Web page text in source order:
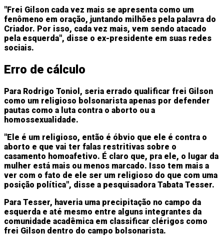
"Frei Gilson cada vez mais se apresenta como um
fenômeno em oração, juntando milhões pela palavra do
Criador. Por isso, cada vez mais, vem sendo atacado
pela esquerda", disse o ex-presidente em suas redes
sociais.
Erro de cálculo
Para Rodrigo Toniol, seria errado qualificar frei Gilson
como um religioso bolsonarista apenas por defender
pautas como a luta contra o aborto ou a
homossexualidade.
"Ele é um religioso, então é óbvio que ele é contra o
aborto e que vai ter falas restritivas sobre o
casamento homoafetivo. É claro que, pra ele, o lugar da
mulher está mais ou menos marcado. Isso tem mais a
ver com o fato de ele ser um religioso do que com uma
posição política", disse a pesquisadora Tabata Tesser.
Para Tesser, haveria uma precipitação no campo da
esquerda e até mesmo entre alguns integrantes da
comunidade acadêmica em classificar clérigos como
frei Gilson dentro do campo bolsonarista.